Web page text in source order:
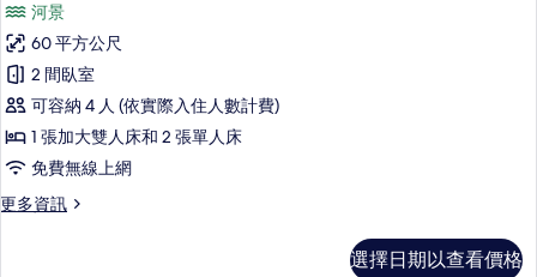
Luxe
Apartment
250
的
所
有
相
河景
60 平方公尺
2 間臥室
可容納 4 人 (依實際入住人數計費)
1 張加大雙人床和 2 張單人床
免費無線上網
更多資訊
更
選擇日期以查看價格